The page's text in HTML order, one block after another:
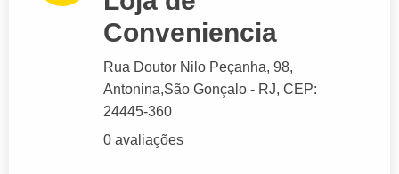
Conveniencia
Rua Doutor Nilo Peçanha, 98,
Antonina,São Gonçalo - RJ, CEP:
24445-360
0 avaliações